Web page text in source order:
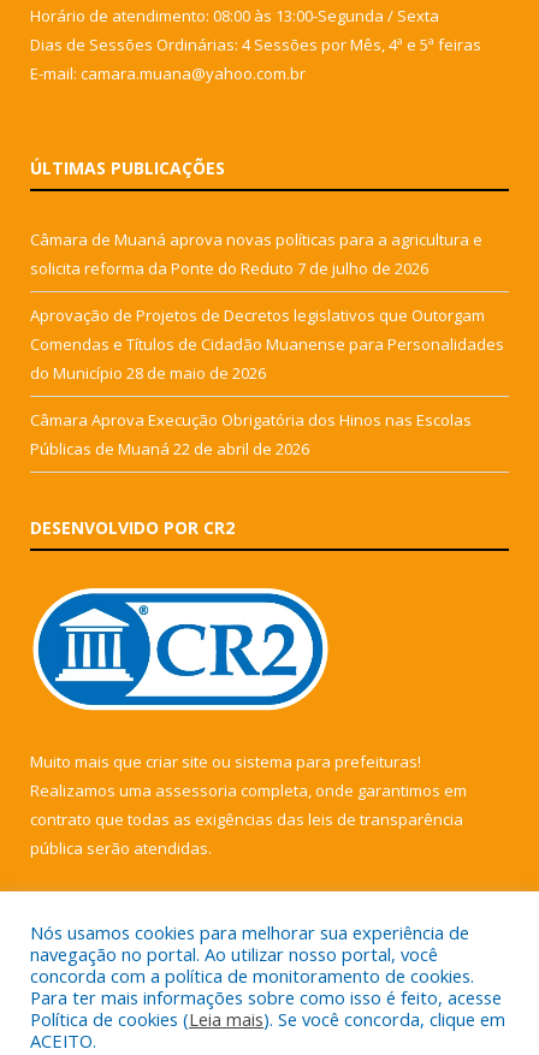
Horário de atendimento: 08:00 às 13:00-Segunda / Sexta
Dias de Sessões Ordinárias: 4 Sessões por Mês, 4ª e 5ª feiras
E-mail: camara.muana@yahoo.com.br
ÚLTIMAS PUBLICAÇÕES
Câmara de Muaná aprova novas políticas para a agricultura e
solicita reforma da Ponte do Reduto 7 de julho de 2026
Aprovação de Projetos de Decretos legislativos que Outorgam
Comendas e Títulos de Cidadão Muanense para Personalidades
do Município 28 de maio de 2026
Câmara Aprova Execução Obrigatória dos Hinos nas Escolas
Públicas de Muaná 22 de abril de 2026
DESENVOLVIDO POR CR2
Muito mais que criar site ou sistema para prefeituras!
Realizamos uma assessoria completa, onde garantimos em
contrato que todas as exigências das leis de transparência
pública serão atendidas.
Todos os direitos reservados a Câmara Municipal de Muaná.
Nós usamos cookies para melhorar sua experiência de
navegação no portal. Ao utilizar nosso portal, você
concorda com a política de monitoramento de cookies.
Para ter mais informações sobre como isso é feito, acesse
Política de cookies (Leia mais). Se você concorda, clique em
ACEITO.